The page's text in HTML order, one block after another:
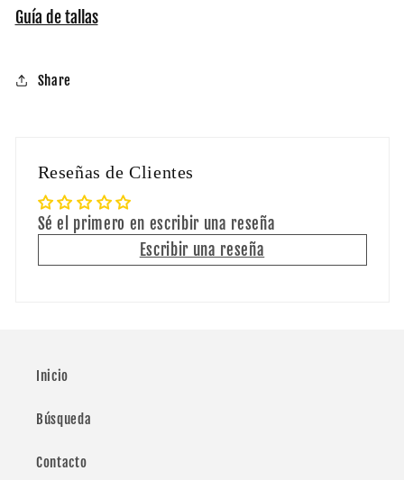
Guía de tallas
Share
Reseñas de Clientes
Sé el primero en escribir una reseña
Escribir una reseña
Inicio
Búsqueda
Contacto